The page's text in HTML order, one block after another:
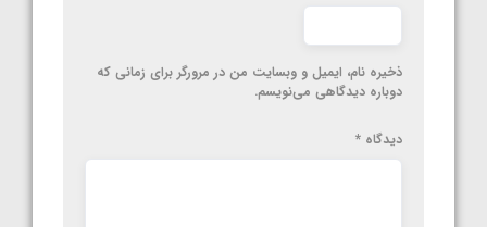
ذخیره نام، ایمیل و وبسایت من در مرورگر برای زمانی که
دوباره دیدگاهی می‌نویسم.
دیدگاه *